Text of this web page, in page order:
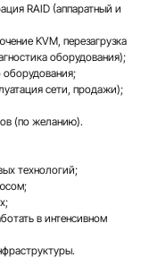
RAID (аппаратный и
KVM, перезагрузка
оборудования);
оборудования;
сети, продажи);
(по желанию).
технологий;
в интенсивном